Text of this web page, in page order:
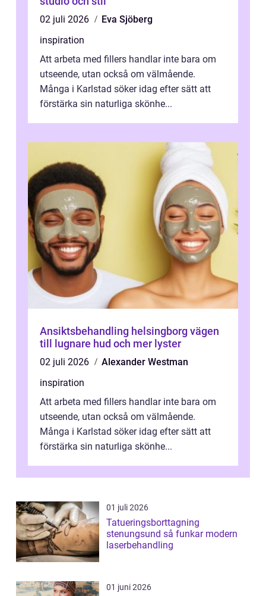
02 juli 2026
Eva Sjöberg
inspiration
Att arbeta med fillers handlar inte bara om
utseende, utan också om välmående.
Många i Karlstad söker idag efter sätt att
förstärka sin naturliga skönhe...
Ansiktsbehandling helsingborg vägen
till lugnare hud och mer lyster
02 juli 2026
Alexander Westman
inspiration
Att arbeta med fillers handlar inte bara om
utseende, utan också om välmående.
Många i Karlstad söker idag efter sätt att
förstärka sin naturliga skönhe...
01 juli 2026
Tatueringsborttagning
stenungsund så funkar modern
laserbehandling
01 juni 2026